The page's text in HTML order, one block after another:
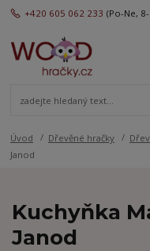
+420 605 062 233 (Po-Ne,
Úvod Dřevěné hračky
Janod
Kuchyňka
Janod